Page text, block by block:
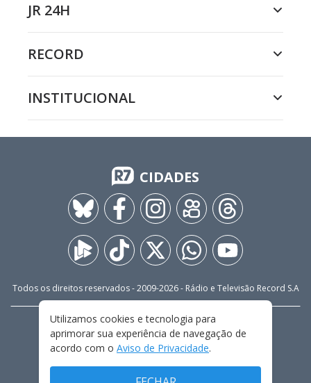
JR 24H
RECORD
INSTITUCIONAL
CIDADES
Todos os direitos reservados - 2009-2026- Rádio e Televisão Record S.A
FALE CONOSCO
PRIVACIDADE
TERMOS E CONDIÇÕES DE USO
Utilizamos cookies e tecnologia para
aprimorar sua experiência de navegação de
acordo com o Aviso de Privacidade.